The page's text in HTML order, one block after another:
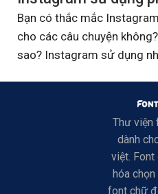
Bạn có thắc mắc
cho các câu chuyện
sao? Instagram sử dụng
Thư viện
dành
việt.
hóa chọn
font chữ